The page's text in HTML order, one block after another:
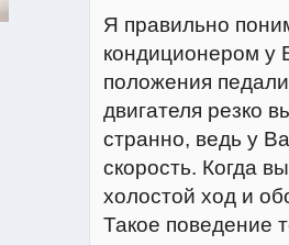
Я правильно
кондиционером у
положения
двигателя резко
странно, ведь у
скорость. Когда
холостой ход и
Такое поведение